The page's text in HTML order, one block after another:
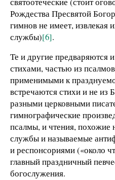
Рождества Пресвятой
гимнов не имеет,
службы)[6].
Те и другие предваряются
стихами, частью из
применимыми к
встречаются стихи и не из
разными церковными
гимнографические
псалмы, и чтения, похожие
службы и называемые
и респонсориями («около
главный праздничный
богослужения.